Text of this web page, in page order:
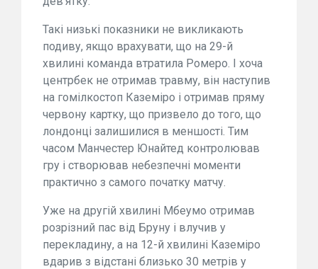
Такі низькі показники не викликають
подиву, якщо врахувати, що на 29-й
хвилині команда втратила Ромеро. І хоча
центрбек не отримав травму, він наступив
на гомілкостоп Каземіро і отримав пряму
червону картку, що призвело до того, що
лондонці залишилися в меншості. Тим
часом Манчестер Юнайтед контролював
гру і створював небезпечні моменти
практично з самого початку матчу.
Уже на другій хвилині Мбеумо отримав
розрізний пас від Бруну і влучив у
перекладину, а на 12-й хвилині Каземіро
вдарив з відстані близько 30 метрів у